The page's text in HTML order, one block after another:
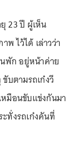
23 ปี ผู้เห็น
ไว้ได้ เล่าวว่า
พัก อยู่หน้าค่าย
บตามรถเก๋งวี
มือนขับแข่งกันมา
ทั่งรถเก๋งคันที่